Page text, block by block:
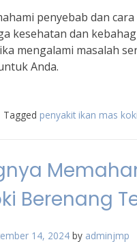
penyebab dan
kesehatan dan
mengalami masalah
Anda.
Tagged penyakit ikan mas
Berenang
14, 2024 by adminjmp